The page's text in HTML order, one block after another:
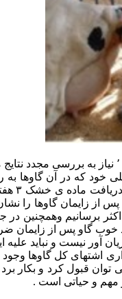
خود که در آن گاوها
از زایمان گاوها را
برسانیم وهمچنین
آور نیست و نباید
اشتهای کل گاوها
توان قبول کرد و بکار